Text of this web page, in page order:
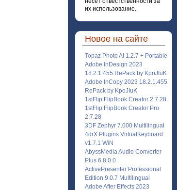
их использование.
Новое на сайте
Topaz Photo AI 1.2.7 + Portable
Adobe InDesign 2023
18.2.1.455 RePack by KpoJIuK
Adobe InCopy 2023 18.2.1.455
RePack by KpoJIuK
1stFlip FlipBook Creator 2.7.28
1stFlip FlipBook Creator Pro
2.7.28
3DF Zephyr 7.000 Multilingual
4drX Plugins VirtualKeyboard
v1.7.1 WiN
AbyssMedia Audio Converter
Plus 6.8.0.0
ActivePresenter Professional
Edition 9.0.7 Multilingual
Adobe After Effects 2023